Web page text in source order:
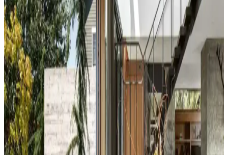
Duvar rengine uyumlu perde seçimi, mekânın atmosferini belirler.
Yeşil tonlar doğal sakinlik sunarken, turuncu ve kahverengi sıcaklık
katar. Kalın keten ve karartma perdeler ışık kontrolünde avantaj
sağlar.
Yatak Odası Duvar Rengi Seçiminde Işık ve
Tonların Önemi ve Etkileri
Yatak odası duvar renginin seçimi, ışık koşulları, zemin ve pencere
yerleşimi gibi faktörlerle uyumlu olmalıdır. Sıcak-soğuk kahverengi
ve yeşil tonları farklı atmosferler yaratır. Renk örnekleri farklı ışık
koşullarında test edilmelidir.
Kahvaltı Köşeleri İçin Sandalye Seçenekleri ve
Dekorasyon İpuçları